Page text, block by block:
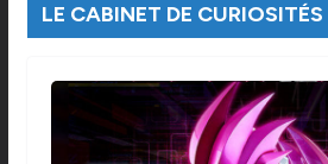
LE CABINET DE CURIOSITÉS